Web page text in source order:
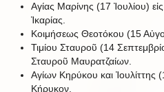
Αγίας Μαρίνης (17 Ἰουλίου)
Ἰκαρίας.
Κοιμήσεως Θεοτόκου (15
Τιμίου Σταυροῦ (14
Σταυροῦ Μαυρατζαίων.
Αγίων Κηρύκου και Ἰουλίττης
Κήρυκον.